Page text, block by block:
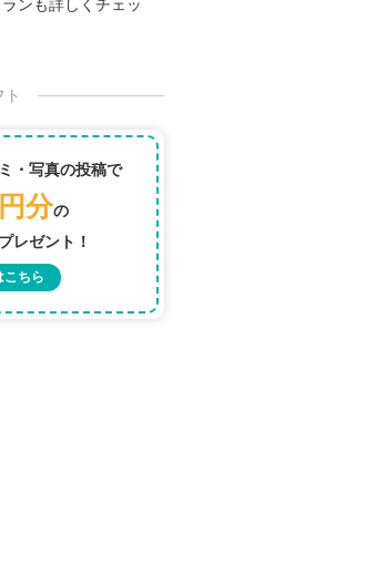
ンも詳しくチェッ
ト
・写真の投稿で
分の
レゼント！
こちら